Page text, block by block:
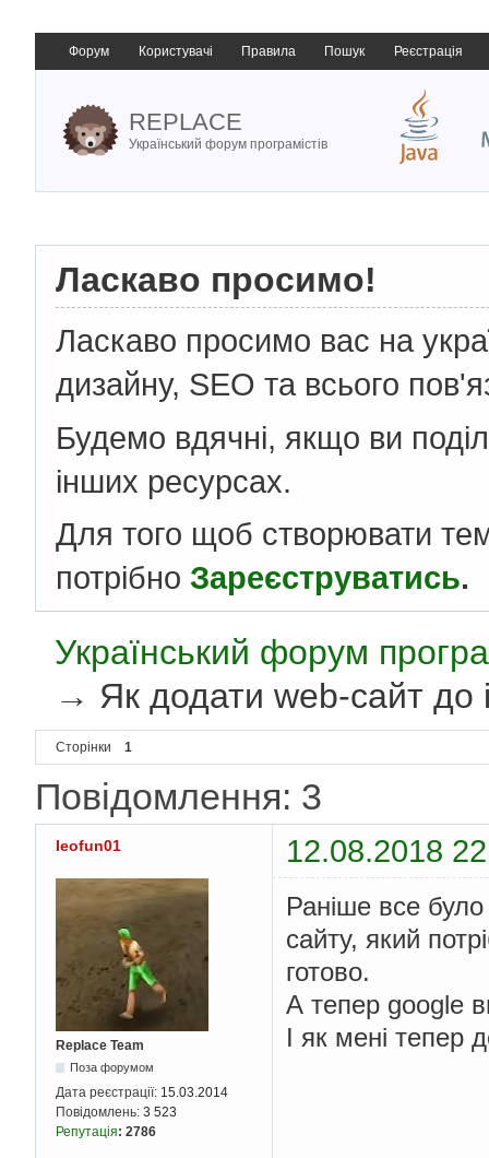
Форум Користувачі Правила Пошук Реєстрація
REPLACE
Український форум програмістів
Ласкаво просимо!
Ласкаво просимо вас на
дизайну, SEO та всього
Будемо вдячні, якщо ви
інших ресурсах.
Для того щоб створювати
потрібно Зареєструватись.
Український форум
→ Як додати web-сайт до
Сторінки 1
Повідомлення: 3
leofun01 12.08.2018
Replace Team
Поза форумом
Дата реєстрації: 15.03.2014
Повідомлень: 3 523
Репутація: 2786
Раніше все
сайту, який
готово.
А тепер google
І як мені тепер